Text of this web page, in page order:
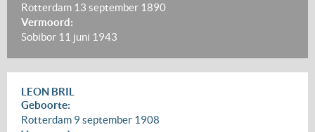
Rotterdam 13 september 1890
Vermoord:
Sobibor 11 juni 1943
LEON BRIL
Geboorte:
Rotterdam 9 september 1908